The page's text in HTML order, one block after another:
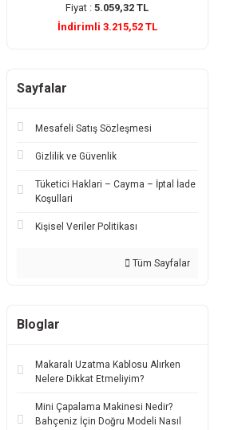
Fiyat :5.059,32 TL
İndirimli 3.215,52 TL
Sayfalar
Mesafeli Satış Sözleşmesi
Gizlilik ve Güvenlik
Tüketici Haklari – Cayma – İptal İade
Koşullari
Kişisel Veriler Politikası
Tüm Sayfalar
Bloglar
Makaralı Uzatma Kablosu Alırken
Nelere Dikkat Etmeliyim?
Mini Çapalama Makinesi Nedir?
Bahçeniz İçin Doğru Modeli Nasıl